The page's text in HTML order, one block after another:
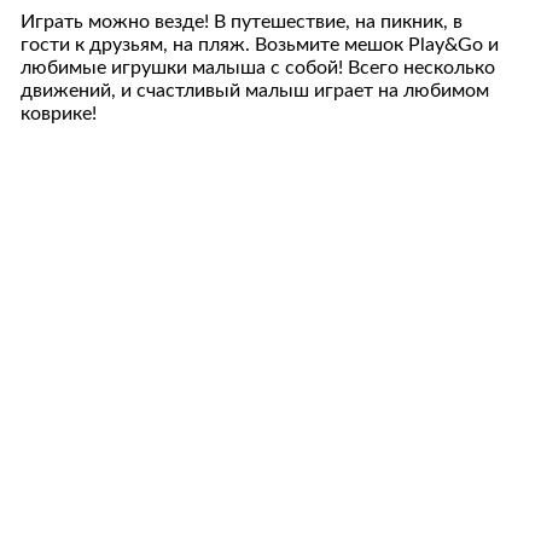
Играть можно везде! В путешествие, на пикник, в
гости к друзьям, на пляж. Возьмите мешок Play&Go и
любимые игрушки малыша с собой! Всего несколько
движений, и счастливый малыш играет на любимом
коврике!